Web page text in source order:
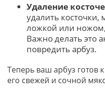
Удаление
удалить косточки,
ложкой или
Важно делать это
повредить арбуз.
Теперь ваш арбуз готов
его свежей и сочной